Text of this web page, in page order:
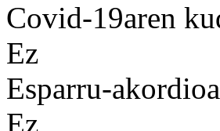
Covid-19aren
Ez
Esparru-akordioa
Ez